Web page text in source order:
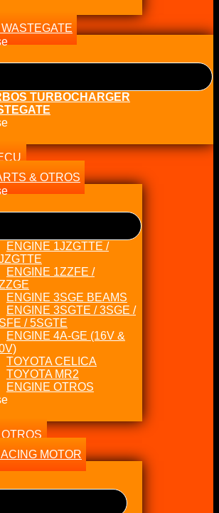
TURBOCHARGER
& OTROS
ENGINE 1JZGTTE /
ENGINE 1ZZFE /
ENGINE 3SGE BEAMS
ENGINE 3SGTE / 3SGE /
/ 5SGTE
ENGINE 4A-GE (16V &
TOYOTA CELICA
TOYOTA MR2
ENGINE OTROS
MOTOR